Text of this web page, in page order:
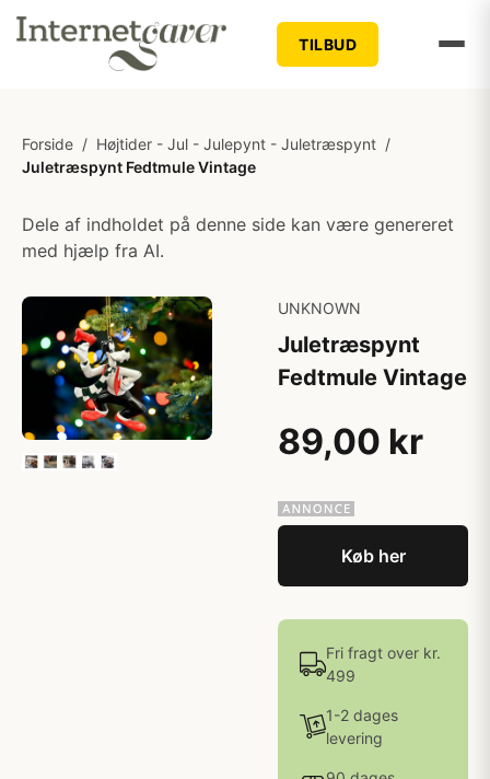
TILBUD
Forside / Højtider - Jul - Julepynt - Juletræspynt /
Juletræspynt Fedtmule Vintage
Dele af indholdet på denne side kan være genereret
med hjælp fra AI.
UNKNOWN
Juletræspynt
Fedtmule Vintage
89,00 kr
Køb her
Fri fragt over kr.
499
1-2 dages
levering